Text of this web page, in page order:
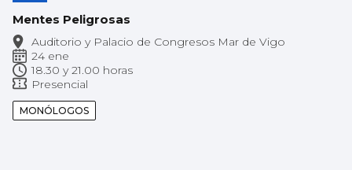
Mentes Peligrosas
Auditorio y Palacio de Congresos Mar de Vigo
24 ene
18.30 y 21.00 horas
Presencial
MONÓLOGOS